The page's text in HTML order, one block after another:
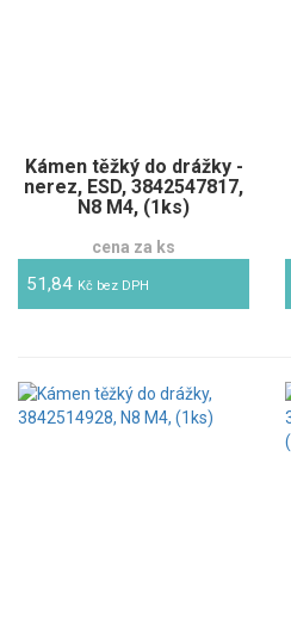
Kámen těžký do drážky -
nerez, ESD, 3842547817,
N8 M4, (1ks)
cena za ks
51,84 Kč bez DPH